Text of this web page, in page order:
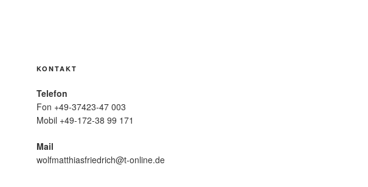
KONTAKT
Telefon
Fon +49-37423-47 003
Mobil +49-172-38 99 171
Mail
wolfmatthiasfriedrich@t-online.de